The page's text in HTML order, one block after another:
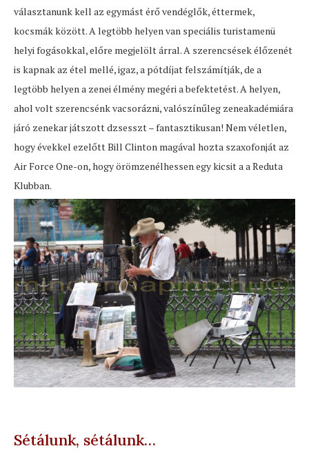
választanunk kell az egymást érő vendéglők, éttermek,
kocsmák között. A legtöbb helyen van speciális turistamenü
helyi fogásokkal, előre megjelölt árral. A szerencsések élőzenét
is kapnak az étel mellé, igaz, a pótdíjat felszámítják, de a
legtöbb helyen a zenei élmény megéri a befektetést. A helyen,
ahol volt szerencsénk vacsorázni, valószínűleg zeneakadémiára
járó zenekar játszott dzsesszt – fantasztikusan! Nem véletlen,
hogy évekkel ezelőtt Bill Clinton magával hozta szaxofonját az
Air Force One-on, hogy örömzenélhessen egy kicsit a a Reduta
Klubban.
Sétálunk, sétálunk…